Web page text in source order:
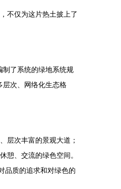
不仅为这片热土披上了
制了系统的绿地系统规
层次、网络化生态格
层次丰富的景观大道；
憩、交流的绿色空间。
品质的追求和对绿色的